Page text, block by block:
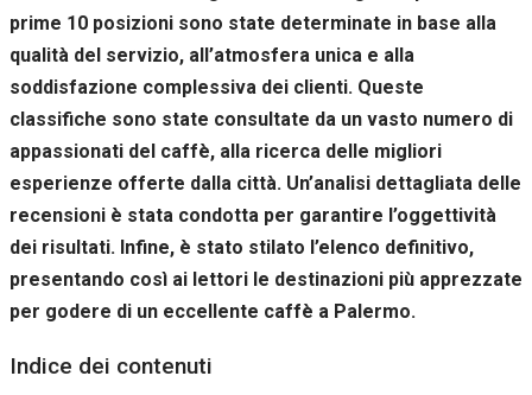
prime 10 posizioni sono state determinate in base alla
qualità del servizio, all’atmosfera unica e alla
soddisfazione complessiva dei clienti. Queste
classifiche sono state consultate da un vasto numero di
appassionati del caffè, alla ricerca delle migliori
esperienze offerte dalla città. Un’analisi dettagliata delle
recensioni è stata condotta per garantire l’oggettività
dei risultati. Infine, è stato stilato l’elenco definitivo,
presentando così ai lettori le destinazioni più apprezzate
per godere di un eccellente caffè a Palermo.
Indice dei contenuti